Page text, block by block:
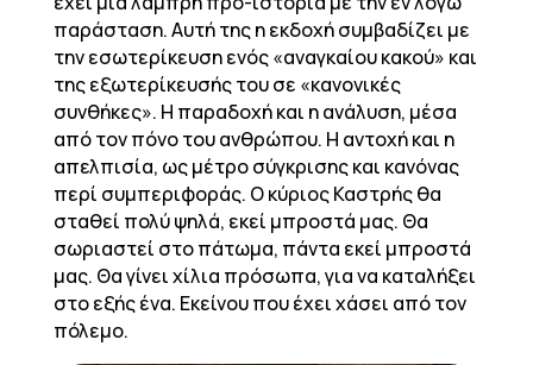
παράσταση. Αυτή της η εκδοχή συμβαδίζει με
την εσωτερίκευση ενός «αναγκαίου κακού» και
της εξωτερίκευσής του σε «κανονικές
συνθήκες». Η παραδοχή και η ανάλυση, μέσα
από τον πόνο του ανθρώπου. Η αντοχή και η
απελπισία, ως μέτρο σύγκρισης και κανόνας
περί συμπεριφοράς. Ο κύριος Καστρής θα
σταθεί πολύ ψηλά, εκεί μπροστά μας. Θα
σωριαστεί στο πάτωμα, πάντα εκεί μπροστά
μας. Θα γίνει χίλια πρόσωπα, για να καταλήξει
στο εξής ένα. Εκείνου που έχει χάσει από τον
πόλεμο.